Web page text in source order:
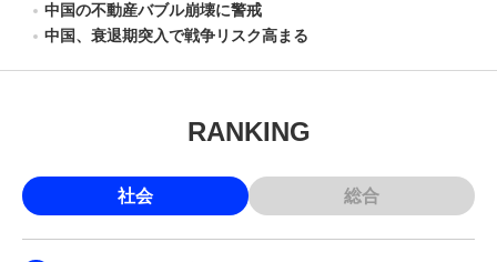
中国の不動産バブル崩壊に警戒
中国、衰退期突入で戦争リスク高まる
RANKING
社会 総合